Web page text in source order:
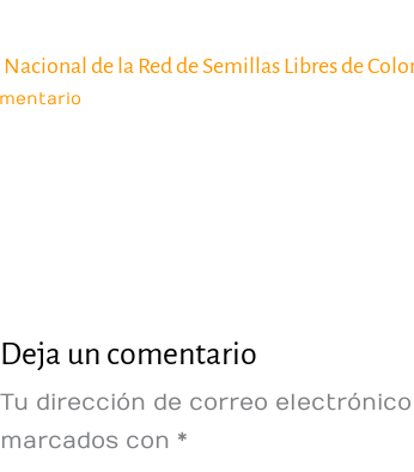
de la Red de Semillas Libres de
Deja un comentario
Tu dirección de correo
marcados con *